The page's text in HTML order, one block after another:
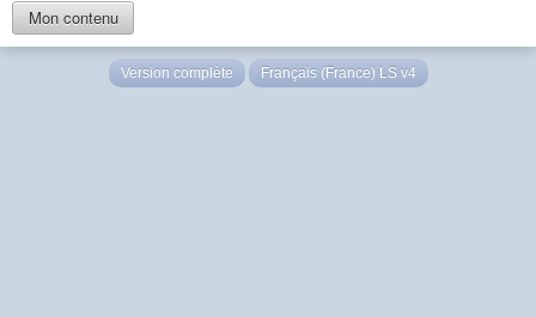
Mon contenu
Version complète Français (France) LS v4